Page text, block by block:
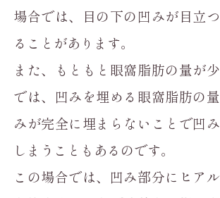
場合では、目の下の凹みが目立
ることがあります。
また、もともと眼窩脂肪の量が
では、凹みを埋める眼窩脂肪の
みが完全に埋まらないことで凹
しまうこともあるのです。
この場合では、凹み部分にヒア